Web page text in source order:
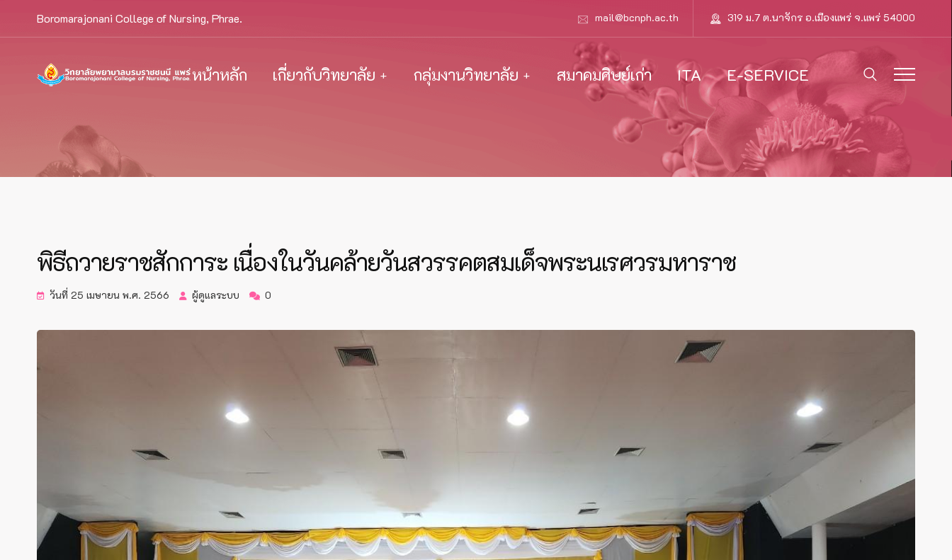
Boromarajonani College of Nursing, Phrae. mail@bcnph.ac.th 319 ม.7 ต.นาจักร อ.เมืองแพร่ จ.แพร่ 54000
หน้าหลัก เกี่ยวกับวิทยาลัย กลุ่มงานวิทยาลัย สมาคมศิษย์เก่า ITA E-SERVICE
พิธีถวายราชสักการะ เนื่องในวันคล้ายวันสวรรคตสมเด็จพระนเรศวรมหาราช
วันที่ 25 เมษายน พ.ศ. 2566 ผู้ดูแลระบบ 0